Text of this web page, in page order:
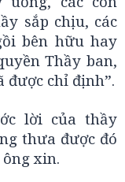
sắp chịu, các
bên hữu hay
Thầy ban,
được chỉ định”.
lời của thầy
thưa được đó
xin.